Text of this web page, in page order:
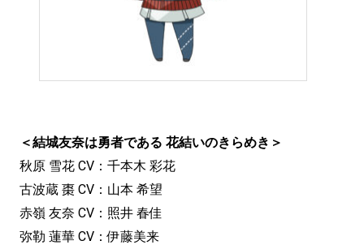
＜結城友奈は勇者である 花結いのきらめき＞
秋原 雪花 CV：千本木 彩花
古波蔵 棗 CV：山本 希望
赤嶺 友奈 CV：照井 春佳
弥勒 蓮華 CV：伊藤美来